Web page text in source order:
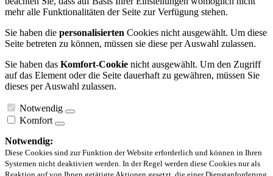
mehr alle Funktionalitäten der Seite zur Verfügung stehen.
Sie haben die personalisierten Cookies nicht ausgewählt. Um diese
Seite betreten zu können, müssen sie diese per Auswahl zulassen.
Sie haben das Komfort-Cookie nicht ausgewählt. Um den Zugriff
auf das Element oder die Seite dauerhaft zu gewähren, müssen Sie
dieses per Auswahl zulassen.
Notwendig
Komfort
Notwendig:
Diese Cookies sind zur Funktion der Website erforderlich und können in Ihren
Systemen nicht deaktiviert werden. In der Regel werden diese Cookies nur als